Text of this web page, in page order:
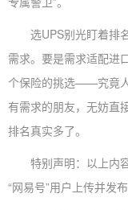
选UPS别光盯着排名
需求。要是需求适配进
个保险的挑选——究竟人
有需求的朋友，无妨直
排名真实多了。
特别声明：以上内容
“网易号”用户上传并发